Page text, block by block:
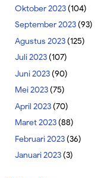
Oktober 2023(104)
September 2023(93)
Agustus 2023(125)
Juli 2023(107)
Juni 2023(90)
Mei 2023(75)
April 2023(70)
Maret 2023(88)
Februari 2023(36)
Januari 2023(3)